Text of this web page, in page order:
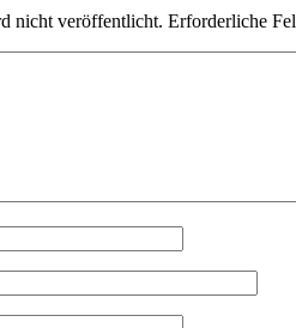
nicht veröffentlicht. Erforderliche